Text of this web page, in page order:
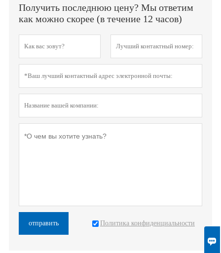

Получить последнюю цену? Мы ответим
как можно скорее (в течение 12 часов)
отправить Политика конфиденциальности